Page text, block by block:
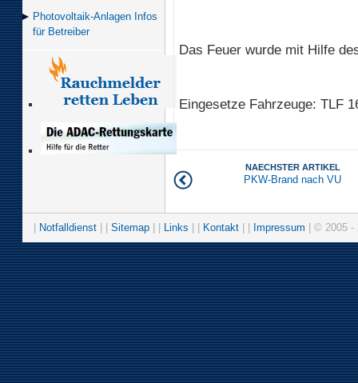
Photovoltaik-Anlagen Infos
für Betreiber
Das Feuer wurde mit Hilfe
Eingesetze Fahrzeuge: TLF
NAECHSTER ARTIKEL
PKW-Brand nach VU
Notfalldienst Sitemap Links Kontakt Impressum | © 2005 -